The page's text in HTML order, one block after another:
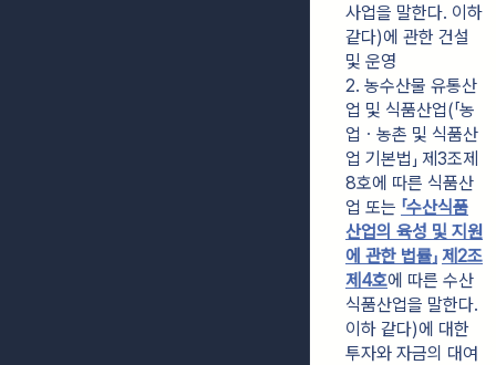
사업을 말한다. 이하
같다)에 관한 건설
및 운영
2. 농수산물 유통산
업 및 식품산업(「농
업ㆍ농촌 및 식품산
업 기본법」 제3조제
8호에 따른 식품산
업 또는 「수산식품
산업의 육성 및 지원
에 관한 법률」 제2조
제4호에 따른 수산
식품산업을 말한다.
이하 같다)에 대한
투자와 자금의 대여